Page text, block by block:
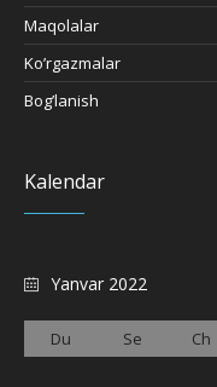
Maqolalar
Ko’rgazmalar
Bog’lanish
Kalendar
Yanvar 2022
Du Se Ch